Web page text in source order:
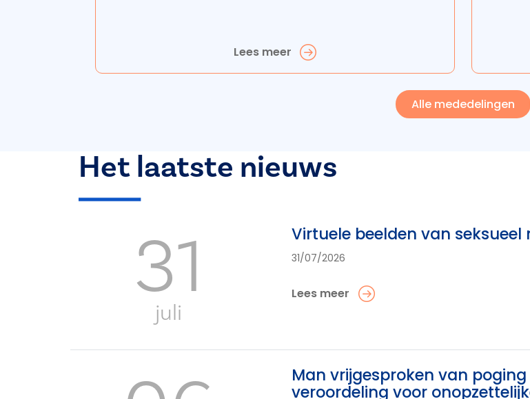
Lees meer
Alle mededelingen
Het laatste nieuws
31
juli
Virtuele beelden van
31/07/2026
Lees meer
Man vrijgesproken van
veroordeling voor